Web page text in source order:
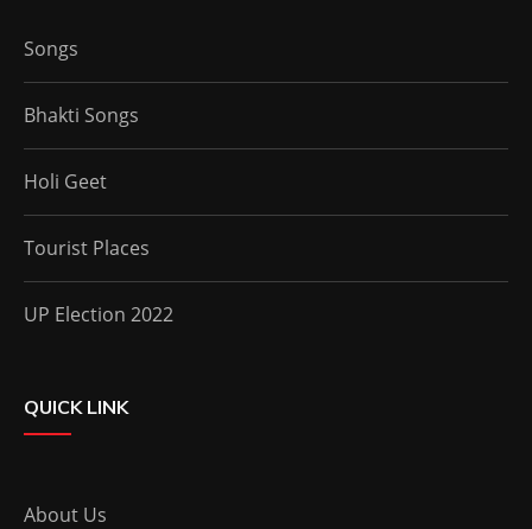
Songs
Bhakti Songs
Holi Geet
Tourist Places
UP Election 2022
QUICK LINK
About Us